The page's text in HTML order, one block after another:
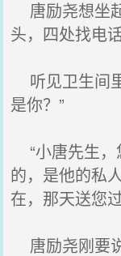
唐励尧想坐
头，四处找电话
听见卫生间
是你？”
“小唐先生，
的，是他的私
在，那天送您
唐励尧刚要